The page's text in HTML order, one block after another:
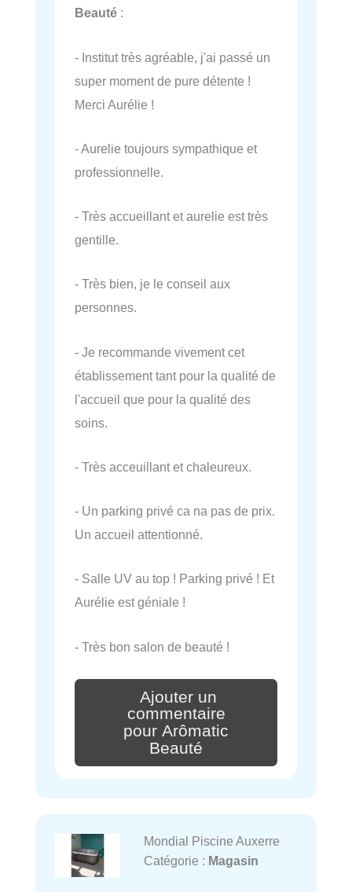
Beauté :
- Institut très agréable, j'ai passé un
super moment de pure détente !
Merci Aurélie !
- Aurelie toujours sympathique et
professionnelle.
- Très accueillant et aurelie est très
gentille.
- Très bien, je le conseil aux
personnes.
- Je recommande vivement cet
établissement tant pour la qualité de
l'accueil que pour la qualité des
soins.
- Très acceuillant et chaleureux.
- Un parking privé ca na pas de prix.
Un accueil attentionné.
- Salle UV au top ! Parking privé ! Et
Aurélie est géniale !
- Très bon salon de beauté !
Ajouter un
commentaire
pour Arômatic
Beauté
Mondial Piscine Auxerre
Catégorie : Magasin